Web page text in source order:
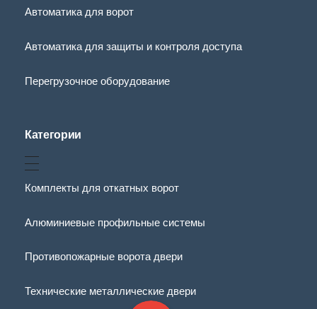
Автоматика для ворот
Автоматика для защиты и контроля доступа
Перегрузочное оборудование
Категории
Комплекты для откатных ворот
Алюминиевые профильные системы
Противопожарные ворота двери
Технические металлические двери